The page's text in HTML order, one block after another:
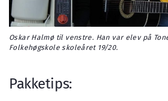
Oskar Halmø til venstre. Han var elev på
Folkehøgskole skoleåret 19/20.
Pakketips: